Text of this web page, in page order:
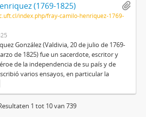
(1769-1825)
index.php/fray-camilo-henriquez-1769-
González (Valdivia, 20 de julio de 1769-
de 1825) fue un sacerdote, escritor y
de la independencia de su país y de
varios ensayos, en particular la
1 tot 10 van 739